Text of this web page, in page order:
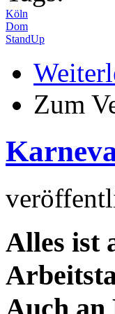
Köln
Dom
StandUp
Zum
Alles ist